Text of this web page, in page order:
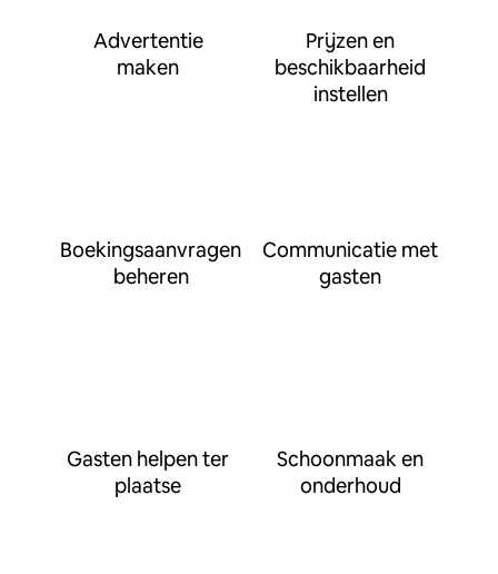
Advertentie
maken
Prijzen en
beschikbaarheid
instellen
Boekingsaanvragen
beheren
Communicatie met
gasten
Gasten helpen ter
plaatse
Schoonmaak en
onderhoud